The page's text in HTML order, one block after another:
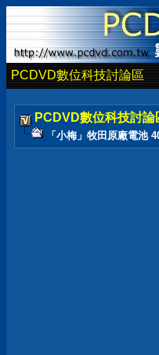
PCDVD數位科技討論區
PCDVD數位科技討論
「小梅」牧田原廠電池